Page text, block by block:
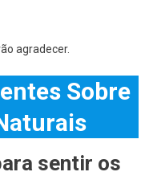
agradecer.
Sobre
sentir os